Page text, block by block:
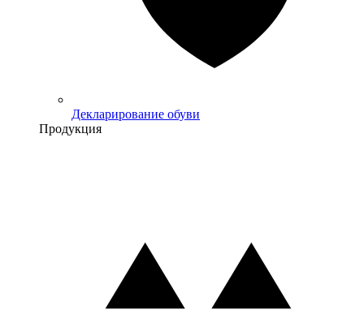
Декларирование обуви
Продукция